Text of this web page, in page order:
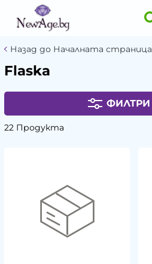
Назад до Началната страница
Flaska
ФИЛТРИ
22 Продукта